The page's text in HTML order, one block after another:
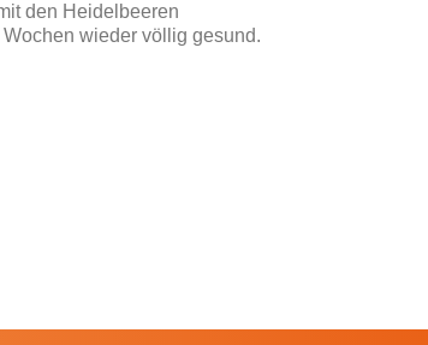
den Heidelbeeren
wieder völlig gesund.